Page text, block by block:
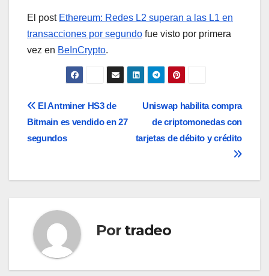
El post Ethereum: Redes L2 superan a las L1 en
transacciones por segundo fue visto por primera
vez en BeInCrypto.
Navegación
de
Uniswap habilita compra
de criptomonedas con
tarjetas de débito y crédito
El Antminer HS3 de
Bitmain es vendido en 27
segundos
Por tradeo